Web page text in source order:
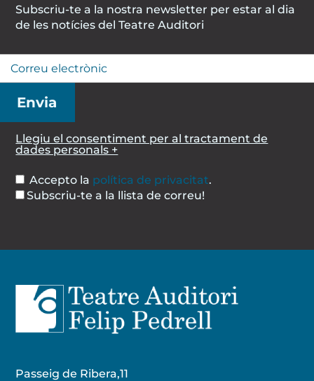
Subscriu-te a la nostra newsletter per estar al dia
de les notícies del Teatre Auditori
Llegiu el consentiment per al tractament de
dades personals +
Accepto la política de privacitat.
Subscriu-te a la llista de correu!
Passeig de Ribera,11